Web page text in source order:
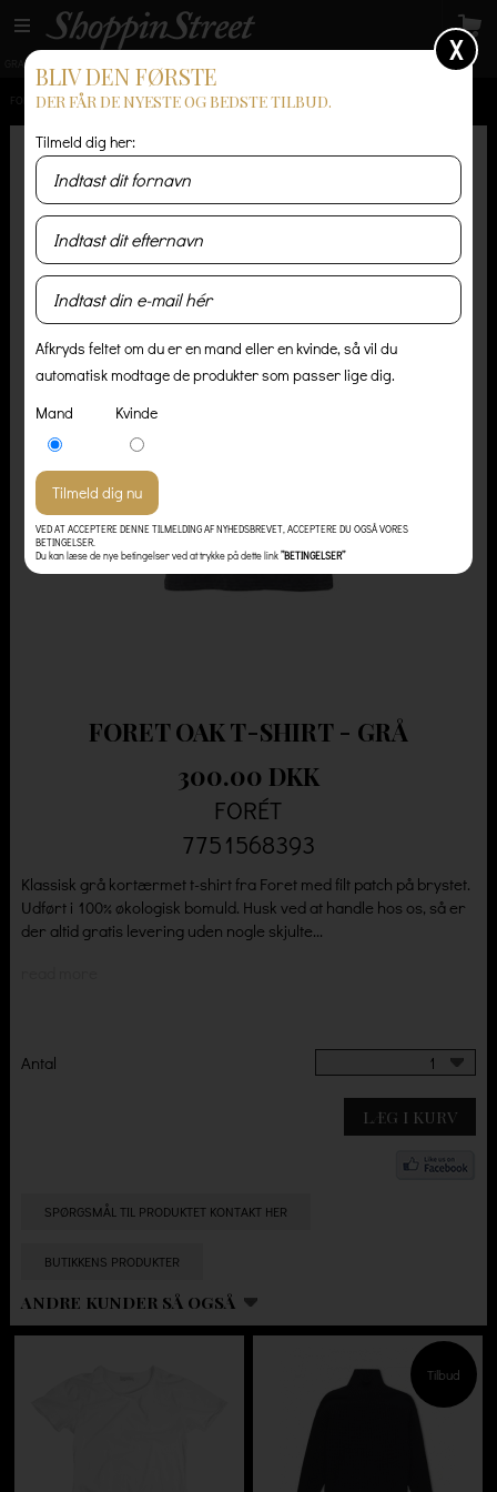
GRATIS LEVERING
FORSIDE / HERRE / T-SHIRT OG POLO / FORET OAK T-SHIRT - GRÅ
FORET OAK T-SHIRT - GRÅ
300.00 DKK
FORÉT
7751568393
Klassisk grå kortærmet t-shirt fra Foret med filt patch på brystet.
Udført i 100% økologisk bomuld. Husk ved at handle hos os, så er
der altid gratis levering uden nogle skjulte...
Antal 1
LÆG I KURV
SPØRGSMÅL TIL PRODUKTET KONTAKT HER
BUTIKKENS PRODUKTER
ANDRE KUNDER SÅ OGSÅ
Tilbud
X
BLIV DEN FØRSTE
DER FÅR DE NYESTE OG BEDSTE TILBUD.
Tilmeld dig her:
Afkryds feltet om du er en mand eller en kvinde, så vil du
automatisk modtage de produkter som passer lige dig.
Mand
Kvinde
VED AT ACCEPTERE DENNE TILMELDING AF NYHEDSBREVET, ACCEPTERE DU OGSÅ VORES
BETINGELSER.
Du kan læse de nye betingelser ved at trykke på dette link”BETINGELSER”